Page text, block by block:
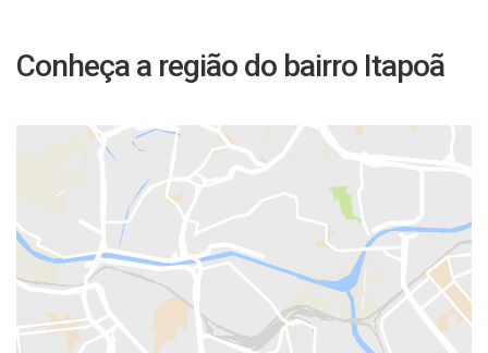
Conheça a região do bairro Itapoã